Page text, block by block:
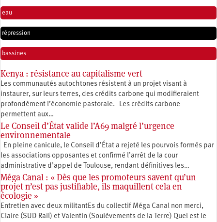
eau
répression
bassines
Kenya : résistance au capitalisme vert
Les communautés autochtones résistent à un projet visant à
instaurer, sur leurs terres, des crédits carbone qui modifieraient
profondément l’économie pastorale. Les crédits carbone
permettent aux…
Le Conseil d’État valide l’A69 malgré l’urgence
environnementale
En pleine canicule, le Conseil d’État a rejeté les pourvois formés par
les associations opposantes et confirmé l’arrêt de la cour
administrative d’appel de Toulouse, rendant définitives les…
Méga Canal : « Dès que les promoteurs savent qu’un
projet n’est pas justifiable, ils maquillent cela en
écologie »
Entretien avec deux militantEs du collectif Méga Canal non merci,
Claire (SUD Rail) et Valentin (Soulèvements de la Terre) Quel est le